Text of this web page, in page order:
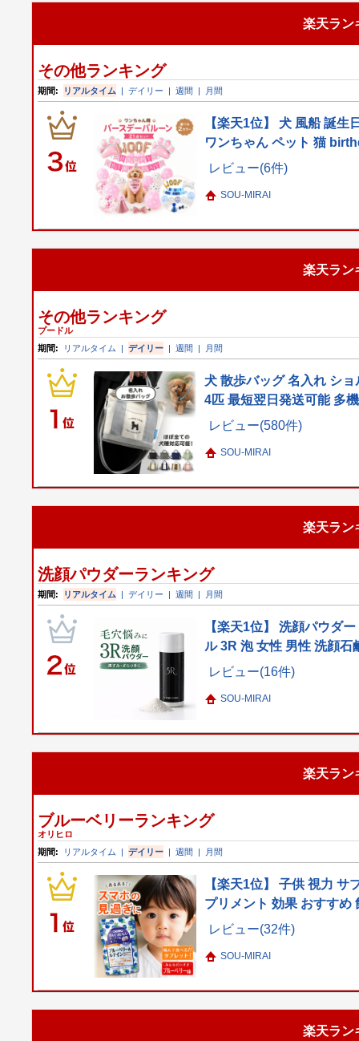
楽天ラン
その他ランキング
期間: リアルタイム |デイリー |週間 | 月間
【楽天1位】 犬 風船 誕
ワンちゃん ペット 猫
レビュー(6件)
SOU-MIRAI
楽天ラン
その他ランキング
プードル
期間:
リアルタイム |デイリー |週間 | 月間
犬 散歩バッグ 名入れ シ
4匹 最短翌日発送可能 多
レビュー(580件)
SOU-MIRAI
楽天ラン
洗顔パウダーランキング
期間: リアルタイム |デイリー |週間 | 月間
【楽天1位】 洗顔パウダ
ル 3R 泡 女性 男性 洗顔
レビュー(16件)
SOU-MIRAI
楽天ラン
ブルーベリーランキング
オリヒロ
期間:
リアルタイム |デイリー |週間 | 月間
【楽天1位】 子供 視力
プリメント 効果 おすす
レビュー(32件)
SOU-MIRAI
楽天ラン